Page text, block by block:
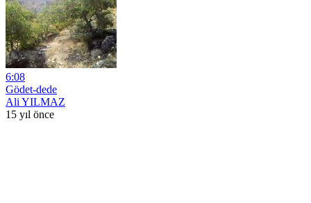
6:08
Gödet-dede
Ali YILMAZ
15 yıl önce